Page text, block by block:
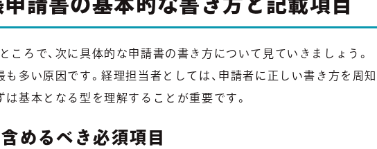
ころで、次に具体的な申請書の書き方について見ていきましょう。
も多い原因です。経理担当者としては、申請者に正しい書き方を周知
は基本となる型を理解することが重要です。
めるべき必須項目